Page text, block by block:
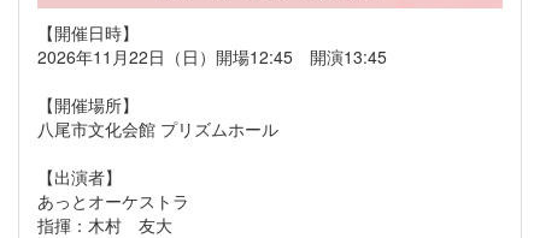
【開催日時】
2026年11月22日（日）開場12:45 開演13:45
【開催場所】
八尾市文化会館 プリズムホール
【出演者】
あっとオーケストラ
指揮：木村 友大